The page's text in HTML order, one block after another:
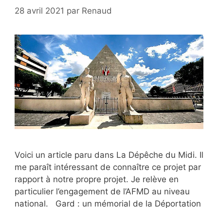
28 avril 2021 par Renaud
Voici un article paru dans La Dépêche du Midi. Il
me paraît intéressant de connaître ce projet par
rapport à notre propre projet. Je relève en
particulier l’engagement de l’AFMD au niveau
national. Gard : un mémorial de la Déportation